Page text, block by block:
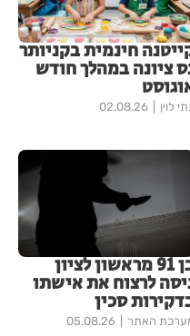
חינמית בקניותר
ציונה במהלך חודש
לוין 02.08.26
בן 91 מראשון לציון
לרצוח את אישתו
סכין
האתר 05.08.26